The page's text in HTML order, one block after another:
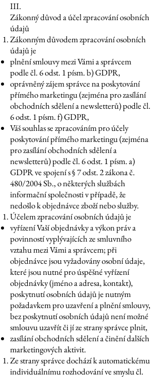
III.
Zákonný důvod a účel zpracování osobních
údajů
Zákonným důvodem zpracování osobních
údajů je
plnění smlouvy mezi Vámi a správcem
podle čl. 6 odst. 1 písm. b) GDPR,
oprávněný zájem správce na poskytování
přímého marketingu (zejména pro zasílání
obchodních sdělení a newsletterů) podle čl.
6 odst. 1 písm. f) GDPR,
Váš souhlas se zpracováním pro účely
poskytování přímého marketingu (zejména
pro zasílání obchodních sdělení a
newsletterů) podle čl. 6 odst. 1 písm. a)
GDPR ve spojení s § 7 odst. 2 zákona č.
480/2004 Sb., o některých službách
informační společnosti v případě, že
nedošlo k objednávce zboží nebo služby.
Účelem zpracování osobních údajů je
vyřízení Vaší objednávky a výkon práv a
povinností vyplývajících ze smluvního
vztahu mezi Vámi a správcem; při
objednávce jsou vyžadovány osobní údaje,
které jsou nutné pro úspěšné vyřízení
objednávky (jméno a adresa, kontakt),
poskytnutí osobních údajů je nutným
požadavkem pro uzavření a plnění smlouvy,
bez poskytnutí osobních údajů není možné
smlouvu uzavřít či jí ze strany správce plnit,
zasílání obchodních sdělení a činění dalších
marketingových aktivit.
Ze strany správce dochází k automatickému
individuálnímu rozhodování ve smyslu čl.